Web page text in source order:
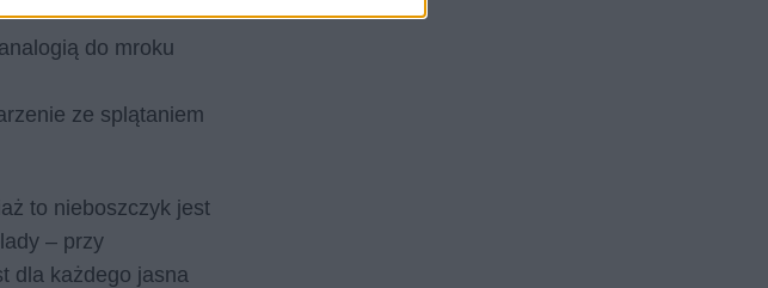
do mroku
ze splątaniem
to nieboszczyk jest
– przy
dla każdego jasna